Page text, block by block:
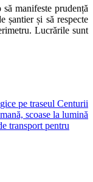
manifeste prudență
șantier și să respecte
Lucrările sunt
pe traseul Centurii
scoase la lumină
transport pentru